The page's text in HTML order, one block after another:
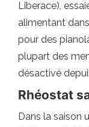
Liberace),
alimentant
pour des
plupart des
désactivé
Rhéostat
Dans la saison